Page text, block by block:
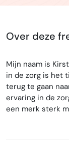
Over deze
Mijn naam is
in de zorg is het
terug te gaan
ervaring in de
een merk sterk